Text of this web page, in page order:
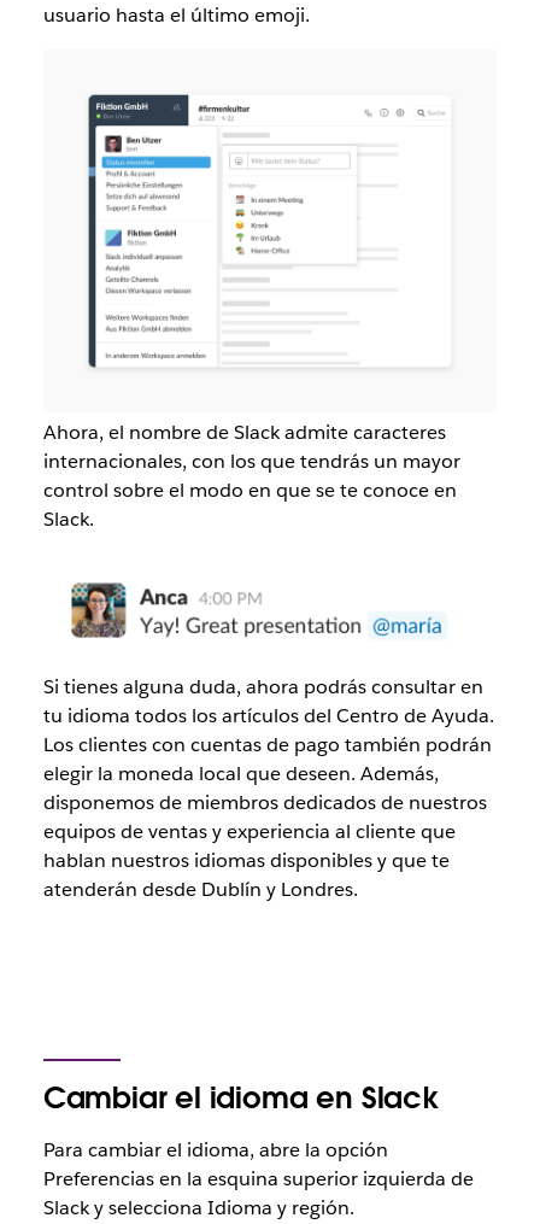
usuario hasta el último emoji.
Ahora, el nombre de Slack admite caracteres
internacionales, con los que tendrás un mayor
control sobre el modo en que se te conoce en
Slack.
Si tienes alguna duda, ahora podrás consultar en
tu idioma todos los artículos del Centro de Ayuda.
Los clientes con cuentas de pago también podrán
elegir la moneda local que deseen. Además,
disponemos de miembros dedicados de nuestros
equipos de ventas y experiencia al cliente que
hablan nuestros idiomas disponibles y que te
atenderán desde Dublín y Londres.
Cambiar el idioma en Slack
Para cambiar el idioma, abre la opción
Preferencias en la esquina superior izquierda de
Slack y selecciona Idioma y región.